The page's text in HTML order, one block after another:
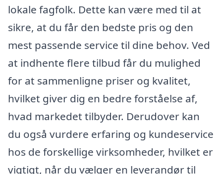
lokale fagfolk. Dette kan være med til at
sikre, at du får den bedste pris og den
mest passende service til dine behov. Ved
at indhente flere tilbud får du mulighed
for at sammenligne priser og kvalitet,
hvilket giver dig en bedre forståelse af,
hvad markedet tilbyder. Derudover kan
du også vurdere erfaring og kundeservice
hos de forskellige virksomheder, hvilket er
vigtigt, når du vælger en leverandør til